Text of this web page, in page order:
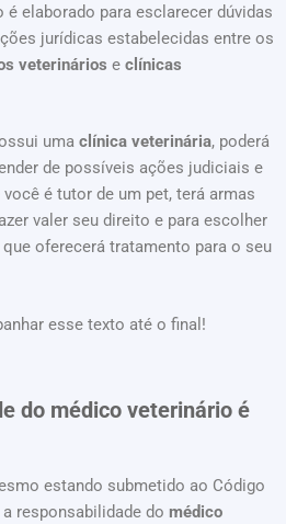
elaborado para esclarecer dúvidas
jurídicas estabelecidas entre os
veterinários e clínicas
uma clínica veterinária, poderá
de possíveis ações judiciais e
é tutor de um pet, terá armas
valer seu direito e para escolher
oferecerá tratamento para o seu
esse texto até o final!
do médico veterinário é
estando submetido ao Código
responsabilidade do médico